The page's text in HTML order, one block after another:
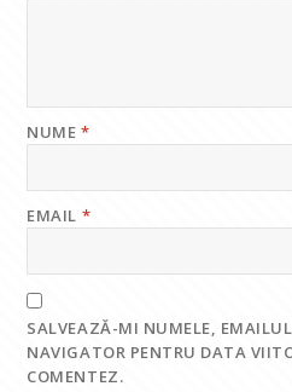
NUME*
EMAIL *
SALVEAZĂ-MI NUMELE,
NAVIGATOR PENTRU DATA
COMENTEZ.